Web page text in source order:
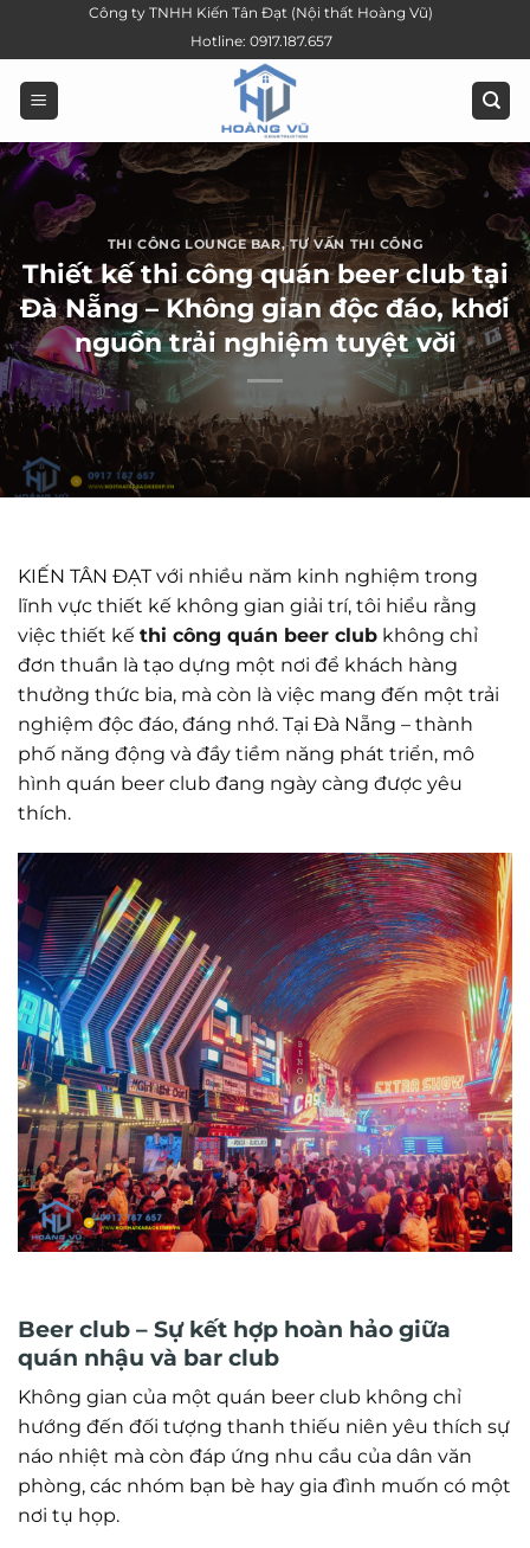
dung
Công ty TNHH Kiến Tân Đạt (Nội thất Hoàng Vũ)
Hotline: 0917.187.657
THI CÔNG LOUNGE BAR,TƯ VẤN THI CÔNG
Thiết kế thi công quán beer club tại
Đà Nẵng – Không gian độc đáo, khơi
nguồn trải nghiệm tuyệt vời
KIẾN TÂN ĐẠT với nhiều năm kinh nghiệm trong
lĩnh vực thiết kế không gian giải trí, tôi hiểu rằng
việc thiết kế thi công quán beer club không chỉ
đơn thuần là tạo dựng một nơi để khách hàng
thưởng thức bia, mà còn là việc mang đến một trải
nghiệm độc đáo, đáng nhớ. Tại Đà Nẵng – thành
phố năng động và đầy tiềm năng phát triển, mô
hình quán beer club đang ngày càng được yêu
thích.
Beer club – Sự kết hợp hoàn hảo giữa
quán nhậu và bar club
Không gian của một quán beer club không chỉ
hướng đến đối tượng thanh thiếu niên yêu thích sự
náo nhiệt mà còn đáp ứng nhu cầu của dân văn
phòng, các nhóm bạn bè hay gia đình muốn có một
nơi tụ họp.